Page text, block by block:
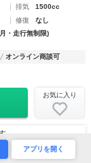
排気
1500cc
修復
なし
・走行無制限)
オンライン商談可
お気に入り
アプリを開く